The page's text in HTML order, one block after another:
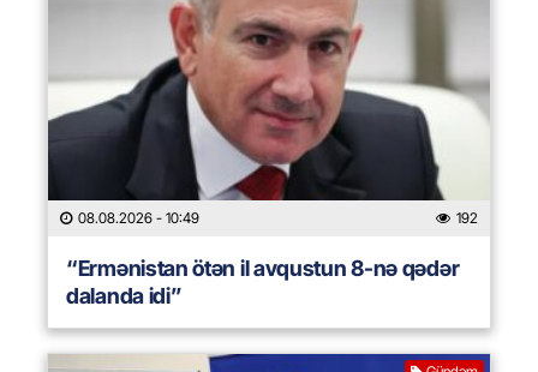
08.08.2026 - 10:49 192
“Ermənistan ötən il avqustun 8-nə qədər
dalanda idi”